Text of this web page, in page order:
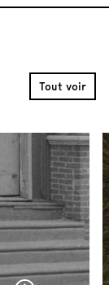
Tout voir